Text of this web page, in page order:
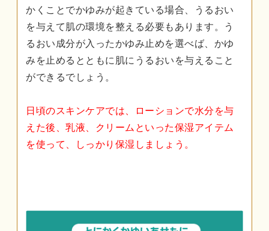
かくことでかゆみが起きている場合、うるおい
を与えて肌の環境を整える必要もあります。う
るおい成分が入ったかゆみ止めを選べば、かゆ
みを止めるとともに肌にうるおいを与えること
ができるでしょう。
日頃のスキンケアでは、ローションで水分を与
えた後、乳液、クリームといった保湿アイテム
を使って、しっかり保湿しましょう。